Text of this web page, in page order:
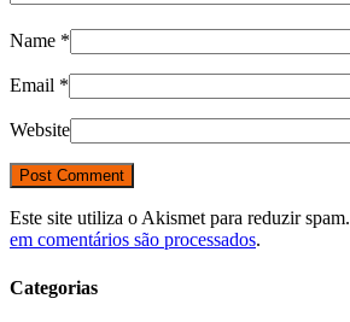
Name *
Email *
Website
Este site utiliza o Akismet para reduzir spam.
em comentários são processados.
Categorias